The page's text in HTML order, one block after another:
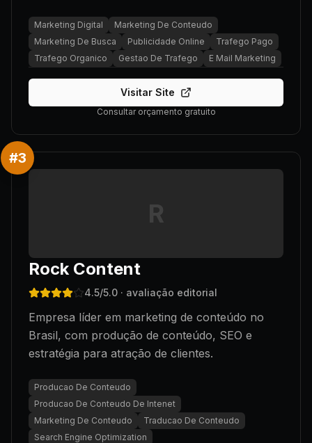
Marketing Digital
Marketing De Conteudo
Marketing De Busca
Publicidade Online
Trafego Pago
Trafego Organico
Gestao De Trafego E Mail Marketing
Visitar Site
Consultar orçamento gratuito
#3
R
Rock Content
4.5/5.0 · avaliação editorial
Empresa líder em marketing de conteúdo no
Brasil, com produção de conteúdo, SEO e
estratégia para atração de clientes.
Producao De Conteudo
Producao De Conteudo De Intenet
Marketing De Conteudo
Traducao De Conteudo
Search Engine Optimization